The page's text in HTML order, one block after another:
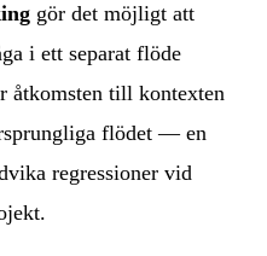
gör det möjligt att
i ett separat flöde
åtkomsten till kontexten
flödet — en
regressioner vid